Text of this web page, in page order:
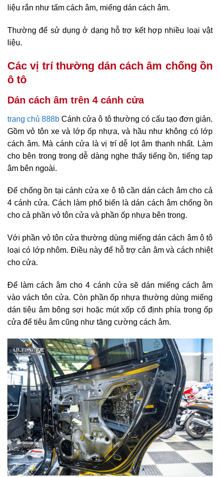
liệu rắn như tấm cách âm, miếng dán cách âm.
Thường để sử dụng ở dạng hỗ trợ kết hợp nhiều loại vật
liệu.
Các vị trí thường dán cách âm chống ồn
ô tô
Dán cách âm trên 4 cánh cửa
trang chủ 888bCánh cửa ô tô thường có cấu tạo đơn giản.
Gồm vỏ tôn xe và lớp ốp nhựa, và hầu như không có lớp
cách âm. Mà cánh cửa là vị trí dễ lọt âm thanh nhất. Làm
cho bên trong trong dễ dàng nghe thấy tiếng ồn, tiếng tạp
âm bên ngoài.
Để chống ồn tại cánh cửa xe ô tô cần dán cách âm cho cả
4 cánh cửa. Cách làm phổ biến là dán cách âm chống ồn
cho cả phần vỏ tôn cửa và phần ốp nhựa bên trong.
Với phần vỏ tôn cửa thường dùng miếng dán cách âm ô tô
loại có lớp nhôm. Điều này để hỗ trợ cản âm và cách nhiệt
cho cửa.
Để làm cách âm cho 4 cánh cửa sẽ dán miếng cách âm
vào vách tôn cửa. Còn phần ốp nhựa thường dùng miếng
dán tiêu âm bông sợi hoặc mút xốp cố định phía trong ốp
cửa để tiêu âm cũng như tăng cường cách âm.